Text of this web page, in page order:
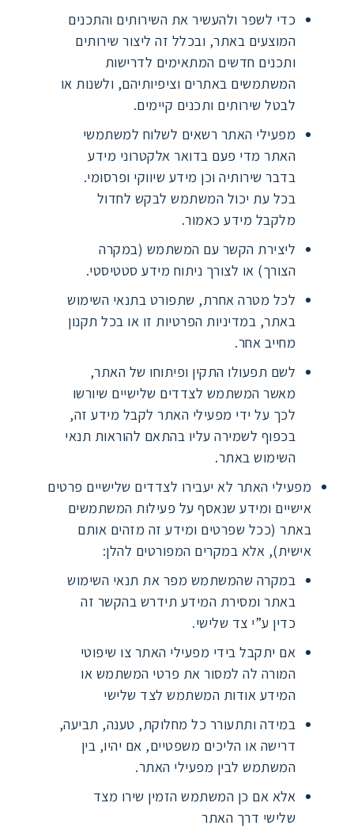
כדי לשפר ולהעשיר את השירותים והתכנים
המוצעים באתר, ובכלל זה ליצור שירותים
ותכנים חדשים המתאימים לדרישות
המשתמשים באתרים וציפיותיהם, ולשנות או
לבטל שירותים ותכנים קיימים.
מפעילי האתר רשאים לשלוח למשתמשי
האתר מדי פעם בדואר אלקטרוני מידע
בדבר שירותיה וכן מידע שיווקי ופרסומי.
בכל עת יכול המשתמש לבקש לחדול
מלקבל מידע כאמור.
ליצירת הקשר עם המשתמש (במקרה
הצורך) או לצורך ניתוח מידע סטטיסטי.
לכל מטרה אחרת, שתפורט בתנאי השימוש
באתר, במדיניות הפרטיות זו או בכל תקנון
מחייב אחר.
לשם תפעולו התקין ופיתוחו של האתר,
מאשר המשתמש לצדדים שלישיים שיורשו
לכך על ידי מפעילי האתר לקבל מידע זה,
בכפוף לשמירה עליו בהתאם להוראות תנאי
השימוש באתר.
מפעילי האתר לא יעבירו לצדדים שלישיים פרטים
אישיים ומידע שנאסף על פעילות המשתמשים
באתר (ככל שפרטים ומידע זה מזהים אותם
אישית), אלא במקרים המפורטים להלן:
במקרה שהמשתמש מפר את תנאי השימוש
באתר ומסירת המידע תידרש בהקשר זה
כדין ע”י צד שלישי.
אם יתקבל בידי מפעילי האתר צו שיפוטי
המורה לה למסור את פרטי המשתמש או
המידע אודות המשתמש לצד שלישי
במידה ותתעורר כל מחלוקת, טענה, תביעה,
דרישה או הליכים משפטיים, אם יהיו, בין
המשתמש לבין מפעילי האתר.
אלא אם כן המשתמש הזמין שירו מצד
שלישי דרך האתר